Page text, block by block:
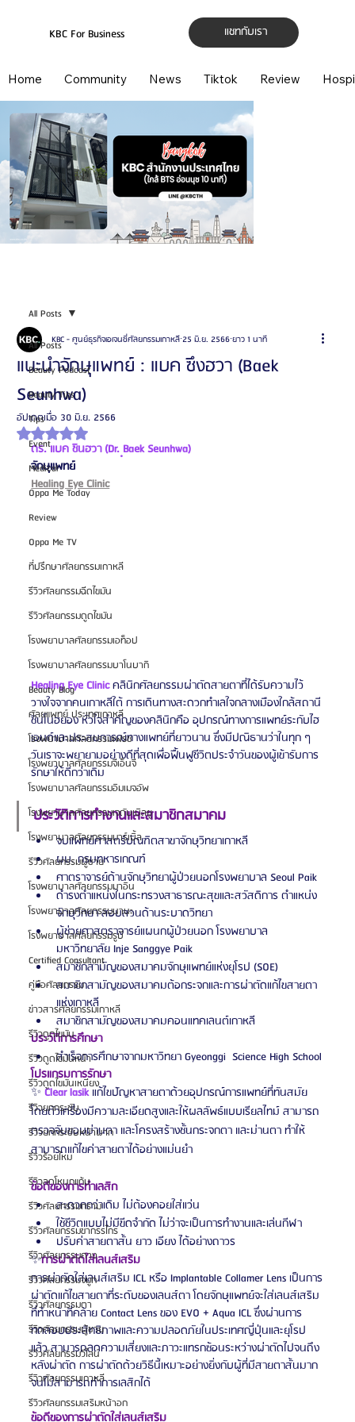
แชทกับเรา
KBC For Business
Home Community News Tiktok Review
All Posts
Beauty Podcast
Beauty Tips
Tips
Event
Medical
Oppa Me Today
Review
Oppa Me TV
ที่ปรึกษาศัลยกรรมเกาหลี
รีวิวศัลยกรรมฉีดไขมัน
รีวิวศัลยกรรมดูดไขมัน
โรงพยาบาลศัลยกรรมเอท็อป
โรงพยาบาลศัลยกรรมบาโนบากิ
Beauty Blog
ศัลยแพทย์ ประเทศเกาหลี
โรงพยาบาลศัลยกรรมเฟรช
โรงพยาบาลศัลยกรรมจีเอ็นจี
โรงพยาบาลศัลยกรรมอิมเมจอัพ
โรงพยาบาลศัลยกรรมเจดับเบิลยู
โรงพยาบาลศัลยกรรมมาร์เบิ้ล
รีวิวศัลยกรรมผู้ชาย
โรงพยาบาลศัลยกรรมมาอิน
โรงพยาบาลศัลยกรรมนานะ
โรงพยาบาลศัลยกรรมรูบี
Certified Consultant
คู่มือศัลยกรรม
ข่าวสารศัลยกรรมเกาหลี
รีวิวดูดไขมัน
รีวิวดูดไขมันหน้า
รีวิวดูดไขมันเหนียง
รีวิวยกกระชับ
รีวิวยกกระชับหน้าผาก
รีวิวร้อยไหม
รีวิวลดโหนกแก้ม
รีวิวศัลยกรรมกราม
รีวิวศัลยกรรมขากรรไกร
รีวิวศัลยกรรมคาง
รีวิวศัลยกรรมจมูก
รีวิวศัลยกรรมตา
รีวิวศัลยกรรมผู้ชาย
รีวิวศัลยกรรมวีไลน์
รีวิวศัลยกรรมเกาหลี
รีวิวศัลยกรรมเสริมหน้าอก
All Posts
แนะนำจักษุแพทย์ : แบค ซึงฮวา (Baek
Seunhwa)
KBC - ศูนย์ธุรกิจเอเจนซี่ศัลยกรรมเกาหลี25 มิ.ย. 2566ยาว 1 นาที
อัปเดตเมื่อ 30 มิ.ย. 2566
ได้รับ NaN เต็ม 5 ดาว
ดร. แบค ชินฮวา (Dr. ฺBaek Seunhwa)
จักษุแพทย์
Healing Eye Clinic
Healing Eye Clinicคลินิกศัลยกรรมผ่าตัดสายตาที่ได้รับความไว้
วางใจจากคนเกาหลีใต้ การเดินทางสะดวกทำเลใจกลางเมืองใกล้สถานี
ชินโนฮยอง หัวใจสำคัญของคลินิกคือ อุปกรณ์ทางการแพทย์ระกับไฮ
เอนด์และประสบการณ์ทางแพทย์ที่ยาวนาน ซึ่งมีปณิธานว่าในทุก ๆ
วันเราจะพยายามอย่างดีที่สุดเพื่อฟื้นฟูชีวิตประจำวันของผู้เข้ารับการ
รักษาให้ดีกว่าเดิม
ประวัติการทำงานและสมาชิกสมาคม
จบแพทย์ศาสตร์บัณฑิตสาขาจักษุวิทยาเกาหลี
ผบ. กรมทหารเกณฑ์
ศาตราจารย์ด้านจักษุวิทยาผู้ป่วยนอกโรงพยาบาล Seoul Paik
ดำรงตำแหน่งในกระทรวงสาธารณะสุขและสวัสดิการ ตำแหน่ง
จักษุวิทยา สอบสวนด้านระบาดวิทยา
ผู้ช่วยศาสตราจารย์แผนกผู้ป่วยนอก โรงพยาบาล
มหาวิทยาลัย Inje Sanggye Paik
สมาชิกสามัญของสมาคมจักษุแพทย์แห่งยุโรป (SOE)
สมาชิกสามัญของสมาคมต้อกระจกและการผ่าตัดแก้ไขสายตา
แห่งเกาหลี
สมาชิกสามัญของสมาคมคอนแทคเลนต์เกาหลี
ประวัติการศึกษา
สำเร็จการศึกษาจากมหาวิทยา Gyeonggi  Science High School
โปรแกรมการรักษา
✨ Clear lasik แก้ไขปัญหาสายตาด้วยอุปกรณ์การแพทย์ที่ทันสมัย
โดยตัวเครื่องมีความละเอียดสูงและให้ผลลัพธ์แบบเรียลไทม์ สามารถ
ตรวจจับขอบม่านตา และโครงสร้างชั้นกระจกตา และม่านตา ทำให้
สามารถแก้ไขค่าสายตาได้อย่างแม่นยำ
ข้อดีของการทำเลสิก
สะดวกกว่าเดิม ไม่ต้องคอยใส่แว่น
ใช้ชีวิตแบบไม่มีขีดจำกัด ไม่ว่าจะเป็นการทำงานและเล่นกีฬา
ปรับค่าสายตาสั้น ยาว เอียง ได้อย่างถาวร
✨การผ่าตัดใส่เลนส์เสริม
การผ่าตัดใส่เลนส์เสริม ICL หรือ Implantable Collamer Lens เป็นการ
ผ่าตัดแก้ไขสายตาที่ระดับของเลนส์ตา โดยจักษุแพทย์จะใส่เลนส์เสริม
ที่ทำหน้าที่คล้าย Contact Lens ของ EVO + Aqua ICL ซึ่งผ่านการ
ทดสอบประสิทธิภาพและความปลอดภัยในประเทศญี่ปุ่นและยุโรป
แล้ว สามารถลดความเสี่ยงและภาวะแทรกซ้อนระหว่างผ่าตัดไปจนถึง
หลังผ่าตัด การผ่าตัดด้วยวิธีนี้เหมาะอย่างยิ่งกับผู้ที่มีสายตาสั้นมาก
จนไม่สามารถทำการเลสิกได้
ข้อดีของการผ่าตัดใส่เลนส์เสริม